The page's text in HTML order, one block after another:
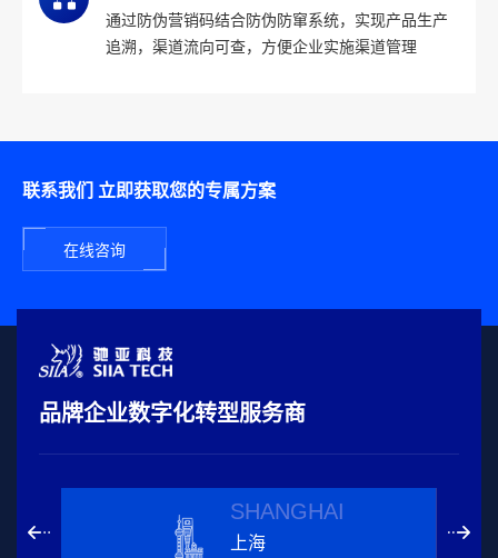
通过防伪营销码结合防伪防窜系统，实现产品生产
追溯，渠道流向可查，方便企业实施渠道管理
联系我们 立即获取您的专属方案
在线咨询
品牌企业数字化转型服务商
SHANGHAI
上海